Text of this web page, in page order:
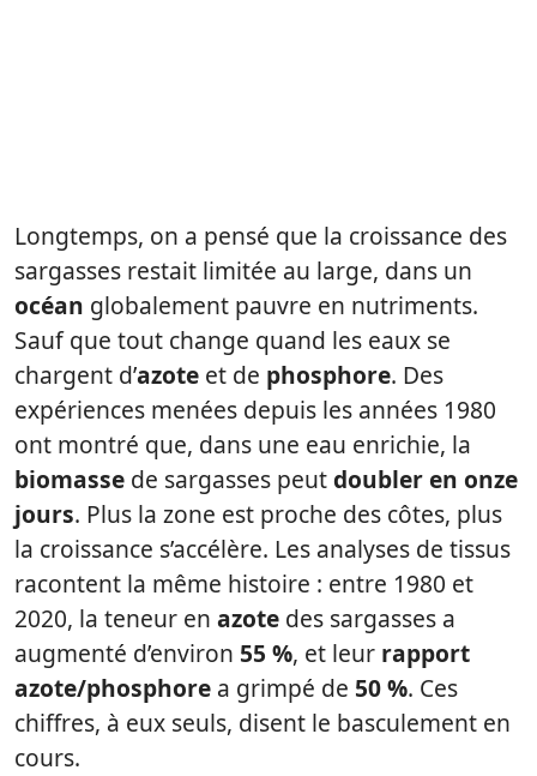
Longtemps, on a pensé que la croissance des
sargasses restait limitée au large, dans un
océan globalement pauvre en nutriments.
Sauf que tout change quand les eaux se
chargent d’azote et de phosphore. Des
expériences menées depuis les années 1980
ont montré que, dans une eau enrichie, la
biomasse de sargasses peutdoubler en onze
jours. Plus la zone est proche des côtes, plus
la croissance s’accélère. Les analyses de tissus
racontent la même histoire : entre 1980 et
2020, la teneur en azote des sargasses a
augmenté d’environ 55 %, et leur rapport
azote/phosphore a grimpé de 50 %. Ces
chiffres, à eux seuls, disent le basculement en
cours.